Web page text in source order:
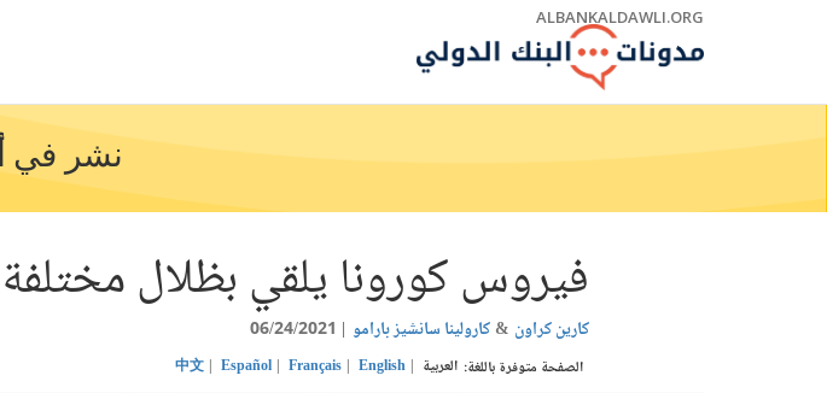
ALBANKALDAWLI.ORG
نشر في
فيروس كورونا يلقي بظلال
كارين كراون كارولينا سانشيز بارامو 06/24/2021
الصفحة متوفرة باللغة: العربية English
Français
Español
中文